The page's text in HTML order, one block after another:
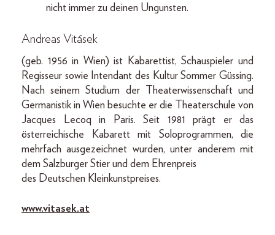
nicht immer zu deinen Ungunsten.
Andreas Vitásek
(geb. 1956 in Wien) ist Kabarettist, Schauspieler und
Regisseur sowie Intendant des Kultur Sommer Güssing.
Nach seinem Studium der Theaterwissenschaft und
Germanistik in Wien besuchte er die Theaterschule von
Jacques Lecoq in Paris. Seit 1981 prägt er das
österreichische Kabarett mit Soloprogrammen, die
mehrfach ausgezeichnet wurden, unter anderem mit
dem Salzburger Stier und dem Ehrenpreis
des Deutschen Kleinkunstpreises.
www.vitasek.at